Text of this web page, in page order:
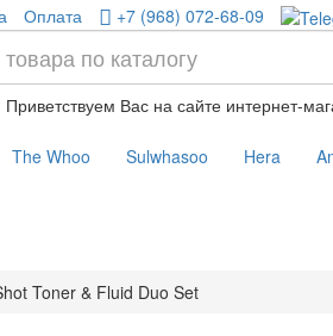
Оплата +7 (968) 072-68-09
Приветствуем Вас на сайте интернет-
The Whoo Sulwhasoo Hera
Toner & Fluid Duo Set